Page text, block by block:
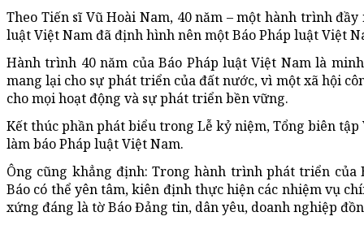
Theo Tiến sĩ Vũ Hoài Nam, 40 năm – một hành trình
luật Việt Nam đã định hình nên một Báo Pháp luật Việt
Hành trình 40 năm của Báo Pháp luật Việt Nam là
mang lại cho sự phát triển của đất nước, vì một xã hội
cho mọi hoạt động và sự phát triển bền vững.
Kết thúc phần phát biểu trong Lễ kỷ niệm, Tổng biên
làm báo Pháp luật Việt Nam.
Ông cũng khẳng định: Trong hành trình phát triển của
Báo có thể yên tâm, kiên định thực hiện các nhiệm vụ
xứng đáng là tờ Báo Đảng tin, dân yêu, doanh nghiệp